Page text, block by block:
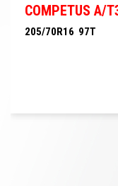
COMPETUS A/
205/70R16 97T